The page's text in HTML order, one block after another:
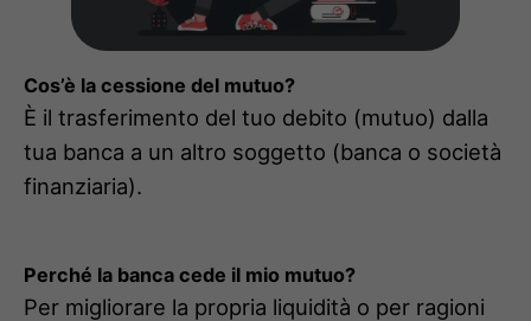
Cos’è la cessione del mutuo?
È il trasferimento del tuo debito (mutuo) dalla
tua banca a un altro soggetto (banca o società
finanziaria).
Perché la banca cede il mio mutuo?
Per migliorare la propria liquidità o per ragioni